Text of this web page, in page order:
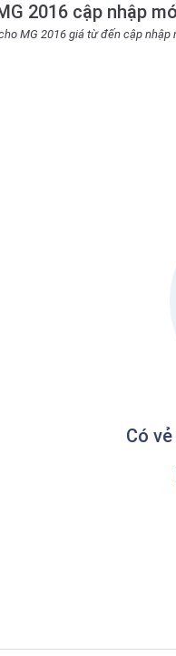
2016 cập nhập
MG 2016 giá từ đến cập
Có